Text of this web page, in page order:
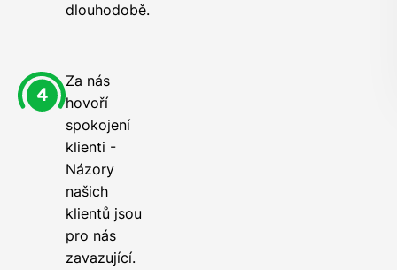
dlouhodobě.
Za nás
hovoří
spokojení
klienti -
Názory
našich
klientů jsou
pro nás
zavazující.